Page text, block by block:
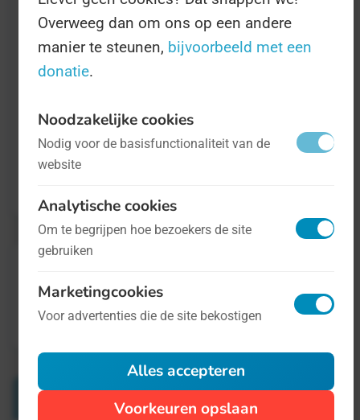
gezondheidsorganisaties voorlichting,
pakken sportclubs de gelegenheid om u met
sport kennis te laten maken, en proberen
Meer informatie over deze Dag vindt u op
Verwante Dagen
Overweeg dan om ons op een andere
manier te steunen, bijvoorbeeld met een
donatie.
Noodzakelijke cookies
Nodig voor de basisfunctionaliteit van de
website
Analytische cookies
Om te begrijpen hoe bezoekers de site
gebruiken
Marketingcookies
Voor advertenties die de site bekostigen
Alles accepteren
Voorkeuren opslaan